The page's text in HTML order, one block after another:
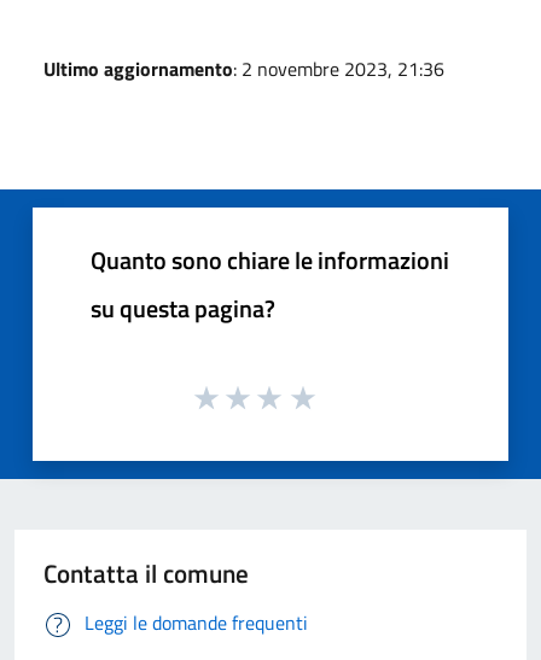
Ultimo aggiornamento: 2 novembre 2023, 21:36
Quanto sono chiare le informazioni
su questa pagina?
Contatta il comune
Leggi le domande frequenti